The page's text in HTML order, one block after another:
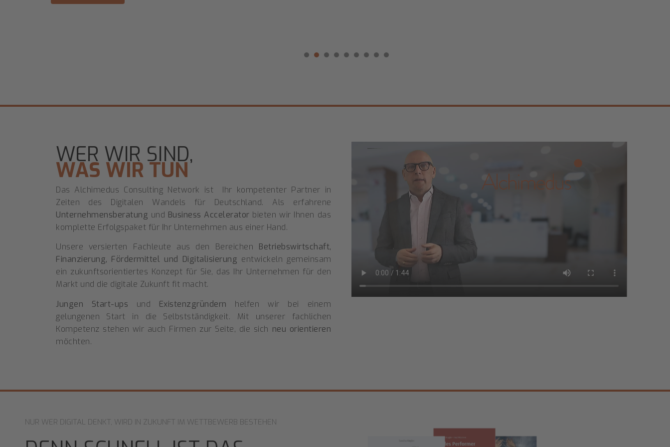
1
WER WIR SIND,
WAS WIR TUN
Das Alchimedus Consulting Network ist Ihr kompetenter Partner in
Zeiten des Digitalen Wandels für Deutschland. Als erfahrene
Unternehmensberatung und Business Accelerator bieten wir Ihnen das
komplette Erfolgspaket für Ihr Unternehmen aus einer Hand.
Unsere versierten Fachleute aus den Bereichen Betriebswirtschaft,
Finanzierung, Fördermittel und Digitalisierung entwickeln gemeinsam
ein zukunftsorientiertes Konzept für Sie, das Ihr Unternehmen für den
Markt und die digitale Zukunft fit macht.
Jungen Start-ups und Existenzgründern helfen wir bei einem
gelungenen Start in die Selbstständigkeit. Mit unserer fachlichen
Kompetenz stehen wir auch Firmen zur Seite, die sich neu orientieren
möchten.
NUR WER DIGITAL DENKT, WIRD IN ZUKUNFT IM WETTBEWERB BESTEHEN